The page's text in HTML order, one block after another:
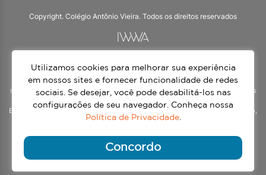
Copyright. Colégio Antônio Vieira. Todos os direitos reservados
O Colégio Antônio Vieira integra a Rede Jesuíta de Educação, tendo as suas
práticas impulsionadas pelos valores da espiritualidade inaciana – marca da
nossa identidade e das aproximadamente 1500 unidades de ensino, espalhadas
em mais de 60 países. Atendemos a alunos da Educação Infantil à 3ª série do
Ensino Médio, nos turnos matutino e vespertino, além do Ensino Médio Noturno,
voltado para Jovens.
Continue lendo
Utilizamos cookies para melhorar sua experiência
em nossos sites e fornecer funcionalidade de redes
sociais. Se desejar, você pode desabilitá-los nas
configurações de seu navegador. Conheça nossa
Política de Privacidade.
Concordo